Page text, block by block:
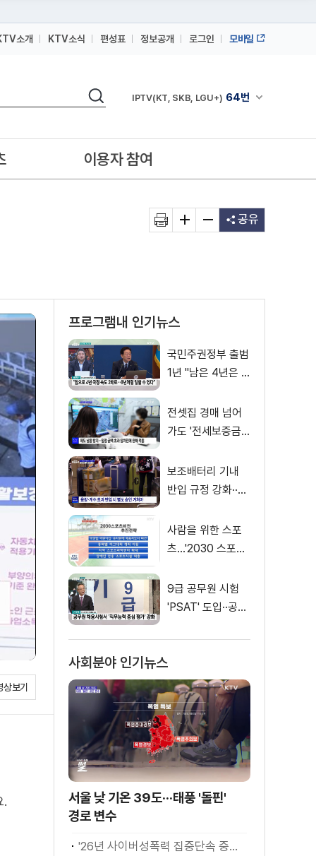
소개 KTV소식 편성표 정보공개 로그인 모바일
검색 채널안내 펼쳐
IPTV(KT, SKB, LGU+) 64번
IPTV(KT, SKB, LGU+)
이용자 참여
공유
보기
.
프로그램내 인기뉴스
국민주권정부 출범
1년 "남은 4년은 8
전셋집 경매 넘어
가도 '전세보증금'
보조배터리 기내
반입 규정 강화··
사람을 위한 스포
츠…'2030 스포츠
9급 공무원 시험
'PSAT' 도입··공정
사회분야 인기뉴스
서울 낮 기온 39도···태풍 '돌핀'
경로 변수
'26년 사이버성폭력 집중단속 중간성과 발표···향후 추진계획은?